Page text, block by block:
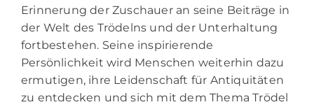
Erinnerung der Zuschauer an seine Beiträge in
der Welt des Trödelns und der Unterhaltung
fortbestehen. Seine inspirierende
Persönlichkeit wird Menschen weiterhin dazu
ermutigen, ihre Leidenschaft für Antiquitäten
zu entdecken und sich mit dem Thema Trödel